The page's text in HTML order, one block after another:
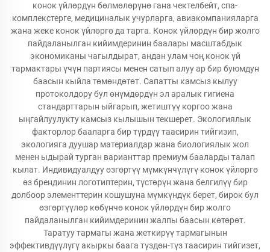
конок үйлөрдүн бөлмөлөрүнө гана чектелбейт, спа-
комплекстерге, медициналык учурларга, авиакомпанияларга
жана жеке конок үйлөргө да тарта. Конок үйлөрдүн бир жолго
пайдаланылган кийимдеринин баалары масштабдык
экономиканы чагылдырат, андан улам чоң конок үй
тармактары үчүн партиясы менен сатып алуу ар бир буюмдун
баасын кыйла төмөндөтөт. Сапатты камсыз кылуу
протоколдору бул өнүмдөрдүн эл аралык гигиена
стандарттарын ыйгарып, жетиштүү коргоо жана
ыңгайлуулукту камсыз кылышын текшерет. Экологиялык
факторлор бааларга бир түрдүү таасирин тийгизип,
экологияга дуушар материалдар жана биологиялык жол
менен ыдырай турган варианттар премиум бааларды талап
кылат. Индивидуалдуу өзгөртүү мүмкүнчүлүгү конок үйлөргө
өз брендинин логотиптерин, түстөрүн жана белгилүү бир
долбоор элементтерин кошушуна мүмкүндүк берет, бирок бул
өзгөртүүлөр көбүнчө конок үйлөрдүн бир жолго
пайдаланылган кийимдеринин жалпы баасын көтөрөт.
Таратуу тармагы жана жеткирүү тармагынын
эффективдүүлүгү акыркы баага түздөн-түз таасирин тийгизет,